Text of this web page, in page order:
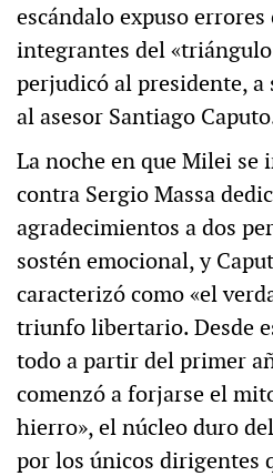
escándalo expuso
integrantes del
perjudicó al presidente,
al asesor Santiago
La noche en que Milei se
contra Sergio Massa
agradecimientos a dos
sostén emocional, y
caracterizó como «el
triunfo libertario. Desde
todo a partir del primer
comenzó a forjarse el
hierro», el núcleo duro
por los únicos dirigentes